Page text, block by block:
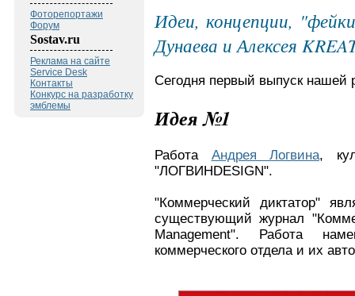
Фоторепортажи
Форум
Sostav.ru
Реклама на сайте
Service Desk
Контакты
Конкурс на разработку
эмблемы
Идеи, концепции,
Дунаева и Алексея
Сегодня первый выпуск нашей
Идея №1
Работа Андрея Логвина,
"ЛОГВИНDESIGN".
"Коммерческий диктатор"
существующий журнал
Management". Работа
коммерческого отдела и их